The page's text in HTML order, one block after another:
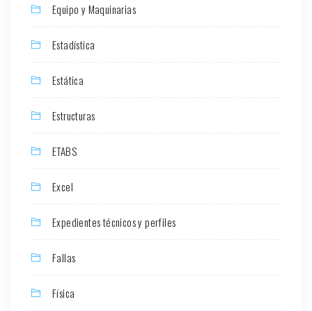
Equipo y Maquinarias
Estadística
Estática
Estructuras
ETABS
Excel
Expedientes técnicos y perfiles
Fallas
Física